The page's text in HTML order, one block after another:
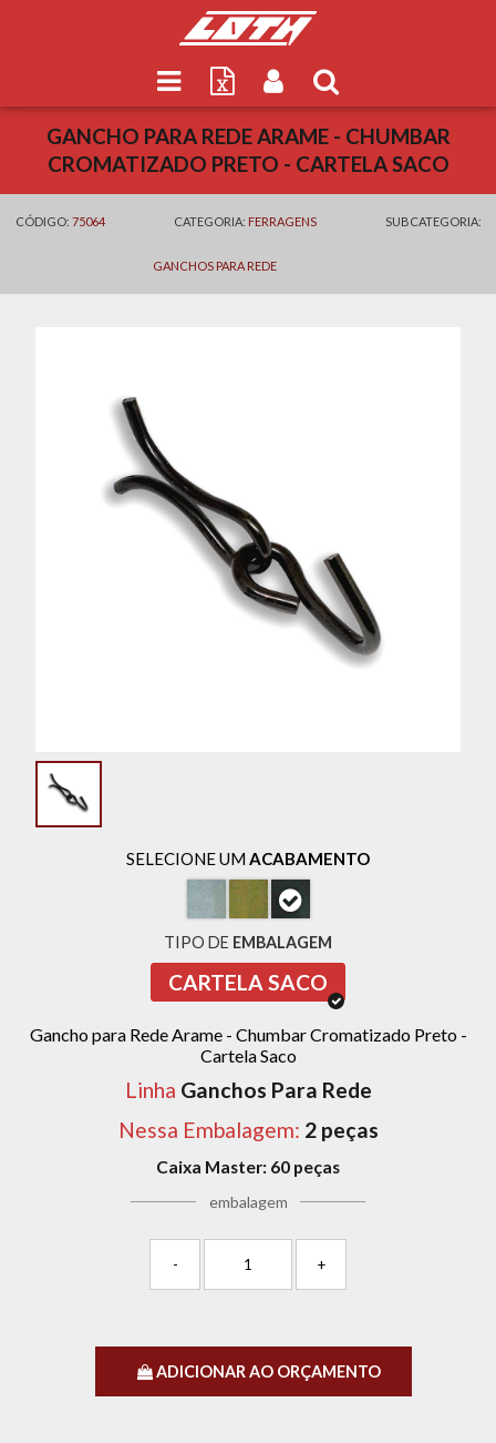
GANCHO PARA REDE ARAME - CHUMBAR
CROMATIZADO PRETO - CARTELA SACO
CÓDIGO: 75064 CATEGORIA: FERRAGENS SUBCATEGORIA:
GANCHOS PARA REDE
SELECIONE UM ACABAMENTO
TIPO DE EMBALAGEM
CARTELA SACO
Gancho para Rede Arame - Chumbar Cromatizado Preto -
Cartela Saco
Linha Ganchos Para Rede
Nessa Embalagem: 2 peças
Caixa Master: 60 peças
embalagem
- +
ADICIONAR AO ORÇAMENTO